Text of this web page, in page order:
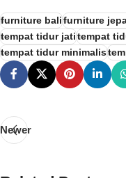
furniture bali furniture
tempat tidur jati tempat
tempat tidur minimalis
Newer